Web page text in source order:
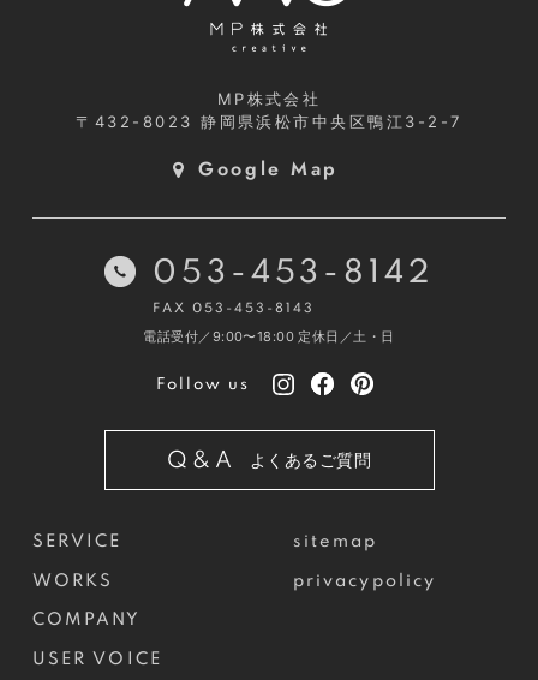
MP株式会社
〒432-8023静岡県浜松市中央区鴨江3-2-7
Google Map
SERVICE
WORKS
COMPANY
USER VOICE
sitemap
privacypolicy
053-453-8142
FAX 053-453-8143
電話受付／9:00〜18:00 定休日／土・日
Follow us
Q&A よくあるご質問